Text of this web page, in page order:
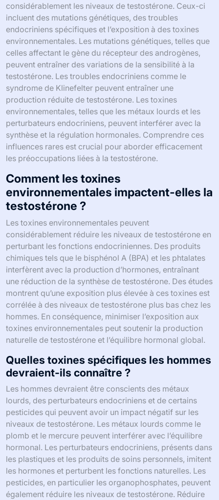
considérablement les niveaux de testostérone. Ceux-ci
incluent des mutations génétiques, des troubles
endocriniens spécifiques et l’exposition à des toxines
environnementales. Les mutations génétiques, telles que
celles affectant le gène du récepteur des androgènes,
peuvent entraîner des variations de la sensibilité à la
testostérone. Les troubles endocriniens comme le
syndrome de Klinefelter peuvent entraîner une
production réduite de testostérone. Les toxines
environnementales, telles que les métaux lourds et les
perturbateurs endocriniens, peuvent interférer avec la
synthèse et la régulation hormonales. Comprendre ces
influences rares est crucial pour aborder efficacement
les préoccupations liées à la testostérone.
Comment les toxines
environnementales impactent-elles la
testostérone ?
Les toxines environnementales peuvent
considérablement réduire les niveaux de testostérone en
perturbant les fonctions endocriniennes. Des produits
chimiques tels que le bisphénol A (BPA) et les phtalates
interfèrent avec la production d’hormones, entraînant
une réduction de la synthèse de testostérone. Des études
montrent qu’une exposition plus élevée à ces toxines est
corrélée à des niveaux de testostérone plus bas chez les
hommes. En conséquence, minimiser l’exposition aux
toxines environnementales peut soutenir la production
naturelle de testostérone et l’équilibre hormonal global.
Quelles toxines spécifiques les hommes
devraient-ils connaître ?
Les hommes devraient être conscients des métaux
lourds, des perturbateurs endocriniens et de certains
pesticides qui peuvent avoir un impact négatif sur les
niveaux de testostérone. Les métaux lourds comme le
plomb et le mercure peuvent interférer avec l’équilibre
hormonal. Les perturbateurs endocriniens, présents dans
les plastiques et les produits de soins personnels, imitent
les hormones et perturbent les fonctions naturelles. Les
pesticides, en particulier les organophosphates, peuvent
également réduire les niveaux de testostérone. Réduire